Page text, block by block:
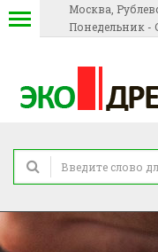
Москва,
Понедельник -